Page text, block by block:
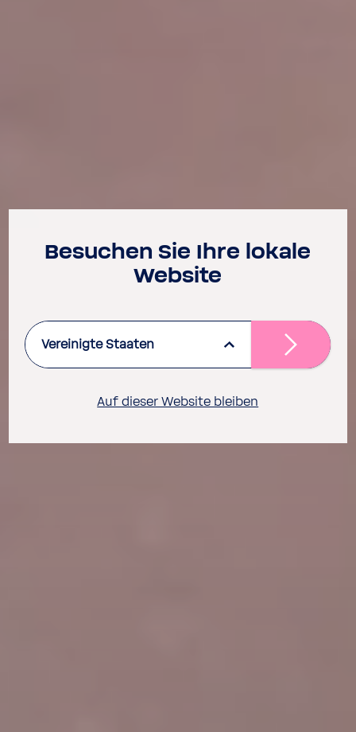
Besu­chen Sie Ihre lokale
Website
Vereinigte Staaten
Auf dieser Website bleiben